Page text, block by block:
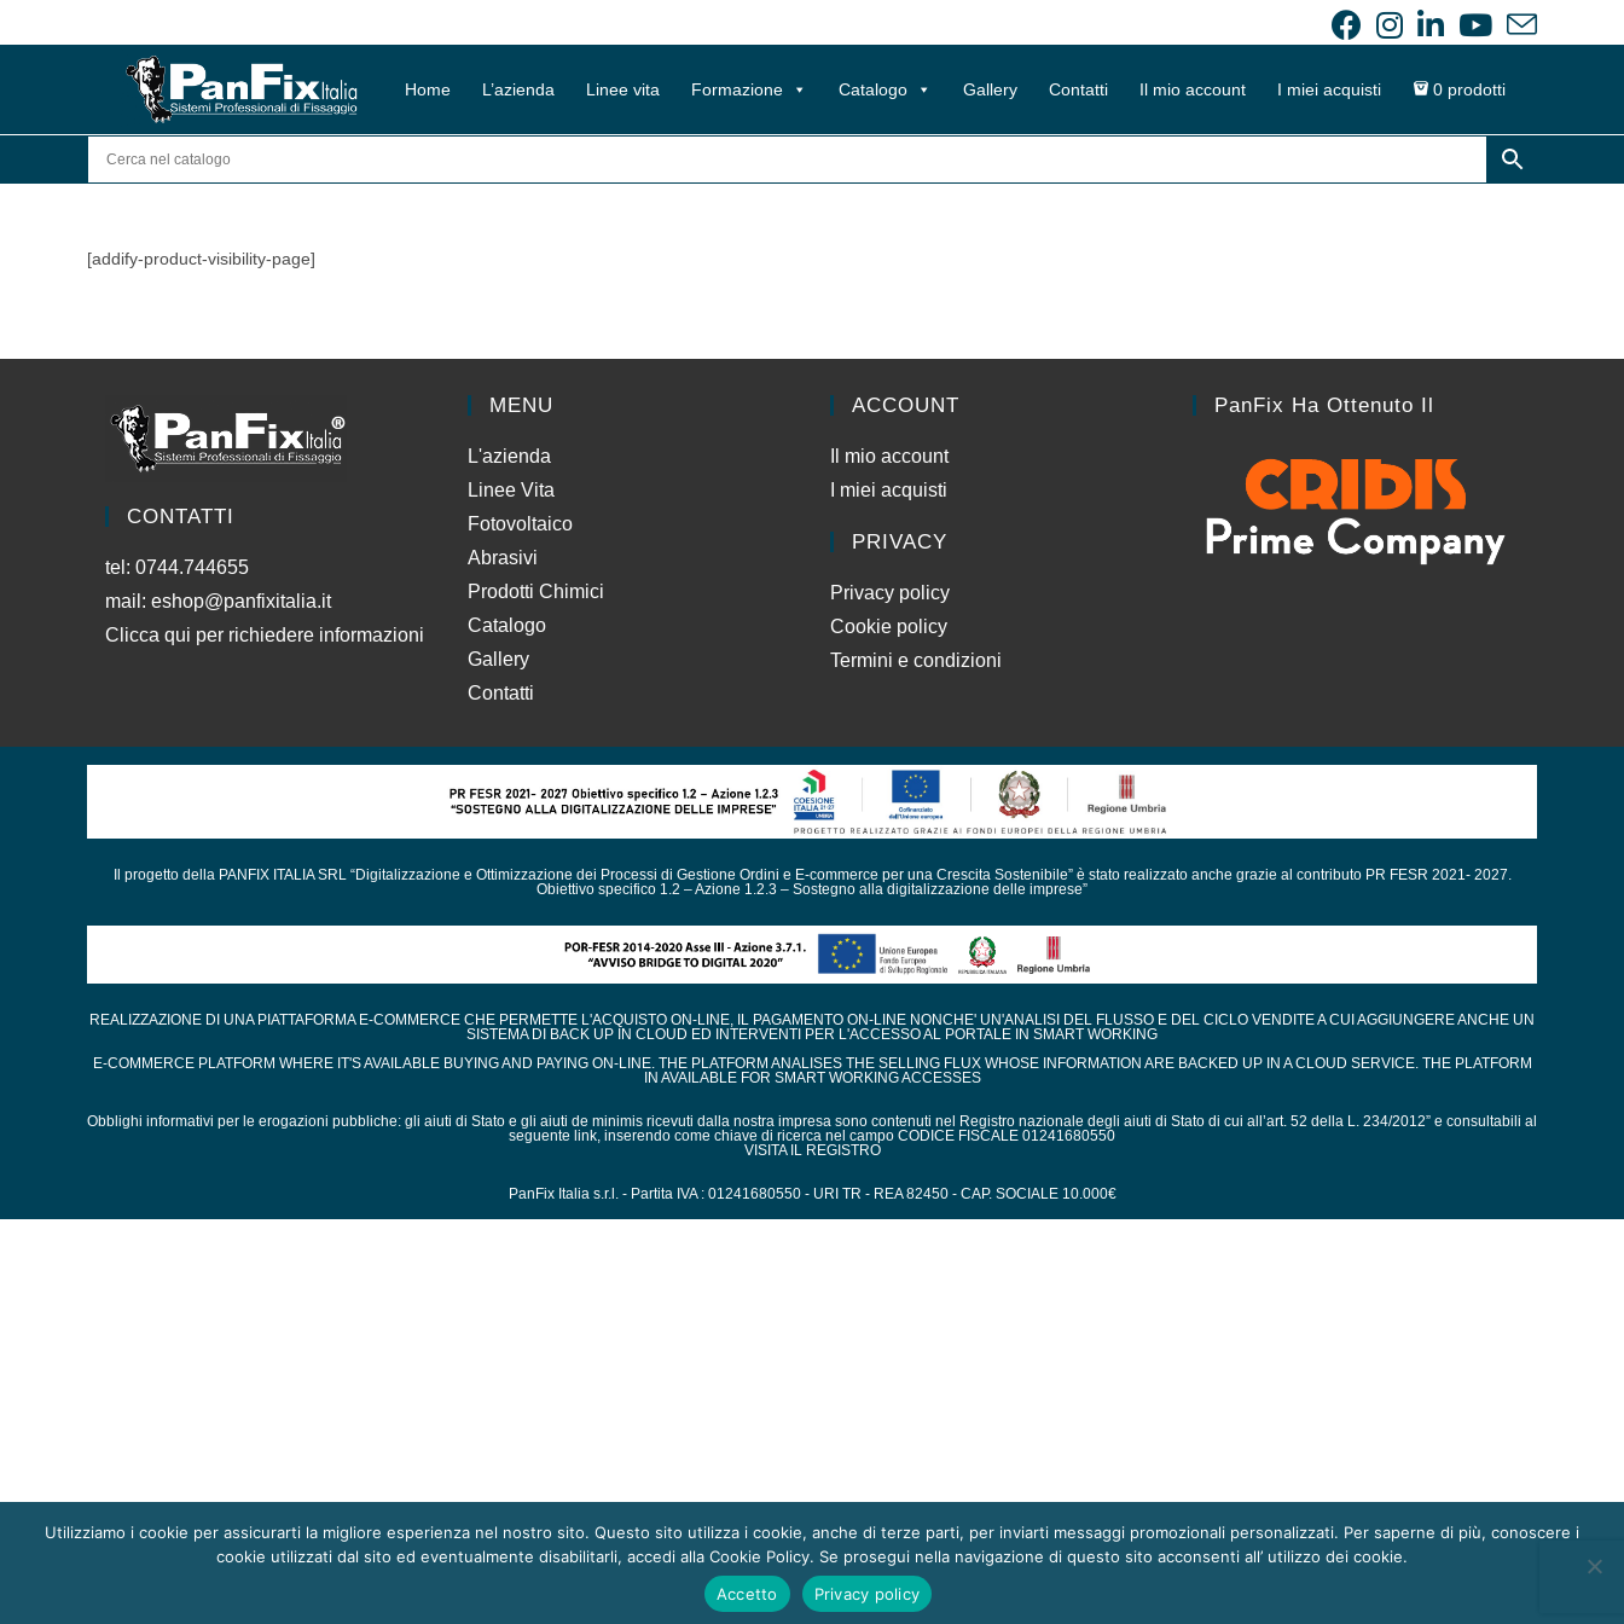
al
Home
L’azienda Linee vita Formazione Catalogo Gallery Contatti Il mio account I miei acquisti 0 prodotti
[addify-product-visibility-page]
CONTATTI
tel: 0744.744655
mail: eshop@panfixitalia.it
Clicca qui per richiedere informazioni
MENU
L'azienda
Linee Vita
Fotovoltaico
Abrasivi
Prodotti Chimici
Catalogo
Gallery
Contatti
ACCOUNT
Il mio account
I miei acquisti
PRIVACY
Privacy policy
Cookie policy
Termini e condizioni
PanFix Ha Ottenuto Il
Il progetto della PANFIX ITALIA SRL “Digitalizzazione e Ottimizzazione dei Processi di Gestione Ordini e E-commerce per una Crescita Sostenibile” è stato realizzato anche grazie al contributo PR FESR 2021- 2027.
Obiettivo specifico 1.2 – Azione 1.2.3 – Sostegno alla digitalizzazione delle imprese”
REALIZZAZIONE DI UNA PIATTAFORMA E-COMMERCE CHE PERMETTE L'ACQUISTO ON-LINE, IL PAGAMENTO ON-LINE NONCHE' UN'ANALISI DEL FLUSSO E DEL CICLO VENDITE A CUI AGGIUNGERE ANCHE UN
SISTEMA DI BACK UP IN CLOUD ED INTERVENTI PER L'ACCESSO AL PORTALE IN SMART WORKING
E-COMMERCE PLATFORM WHERE IT'S AVAILABLE BUYING AND PAYING ON-LINE. THE PLATFORM ANALISES THE SELLING FLUX WHOSE INFORMATION ARE BACKED UP IN A CLOUD SERVICE. THE PLATFORM
IN AVAILABLE FOR SMART WORKING ACCESSES
Obblighi informativi per le erogazioni pubbliche: gli aiuti di Stato e gli aiuti de minimis ricevuti dalla nostra impresa sono contenuti nel Registro nazionale degli aiuti di Stato di cui all’art. 52 della L. 234/2012” e consultabili al
seguente link, inserendo come chiave di ricerca nel campo CODICE FISCALE 01241680550
VISITA IL REGISTRO
PanFix Italia s.r.l. - Partita IVA : 01241680550 - URI TR - REA 82450 - CAP. SOCIALE 10.000€
Utilizziamo i cookie per assicurarti la migliore esperienza nel nostro sito. Questo sito utilizza i cookie, anche di terze parti, per inviarti messaggi promozionali personalizzati. Per saperne di più, conoscere i
cookie utilizzati dal sito ed eventualmente disabilitarli, accedi alla Cookie Policy. Se prosegui nella navigazione di questo sito acconsenti all’ utilizzo dei cookie.
Accetto
Privacy policy